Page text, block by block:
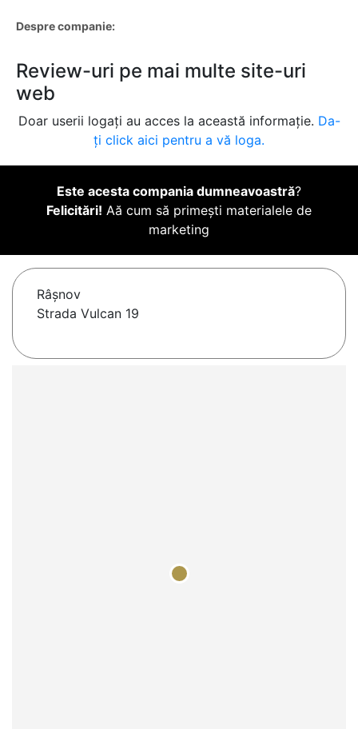
Despre companie:
Review-uri pe mai multe site-uri
web
Doar userii logați au acces la această informație. Da-
ți click aici pentru a vă loga.
Este acesta compania dumneavoastră?
Felicitări! Aă cum să primești materialele de
marketing
Râşnov
Strada Vulcan 19